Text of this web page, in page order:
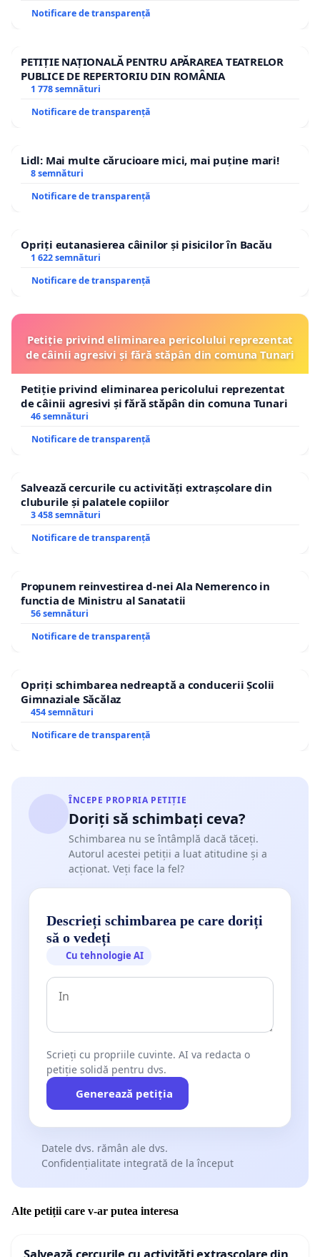
Notificare de transparență
PETIȚIE NAȚIONALĂ PENTRU APĂRAREA TEATRELOR
PUBLICE DE REPERTORIU DIN ROMÂNIA
1 778 semnături
Notificare de transparență
Lidl: Mai multe cărucioare mici, mai puține mari!
8 semnături
Notificare de transparență
Opriți eutanasierea câinilor și pisicilor în Bacău
1 622 semnături
Notificare de transparență
Petiție privind eliminarea pericolului reprezentat
de câinii agresivi și fără stăpân din comuna Tunari
Petiție privind eliminarea pericolului reprezentat
de câinii agresivi și fără stăpân din comuna Tunari
46 semnături
Notificare de transparență
Salvează cercurile cu activități extrașcolare din
cluburile și palatele copiilor
3 458 semnături
Notificare de transparență
Propunem reinvestirea d-nei Ala Nemerenco in
functia de Ministru al Sanatatii
56 semnături
Notificare de transparență
Opriți schimbarea nedreaptă a conducerii Școlii
Gimnaziale Săcălaz
454 semnături
Notificare de transparență
ÎNCEPE PROPRIA PETIȚIE
Doriți să schimbați ceva?
Schimbarea nu se întâmplă dacă tăceți.
Autorul acestei petiții a luat atitudine și a
acționat. Veți face la fel?
Descrieți schimbarea pe care doriți
să o vedeți
Cu tehnologie AI
Scrieți cu propriile cuvinte. AI va redacta o
petiție solidă pentru dvs.
Generează petiția
Datele dvs. rămân ale dvs.
Confidențialitate integrată de la început
Alte petiții care v-ar putea interesa